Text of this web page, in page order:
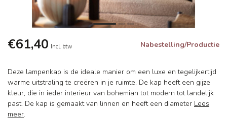
€61,40 Incl. btw Nabestelling/Productie
Deze lampenkap is de ideale manier om een luxe en tegelijkertijd
warme uitstraling te creëren in je ruimte. De kap heeft een gijze
kleur, die in ieder interieur van bohemian tot modern tot landelijk
past. De kap is gemaakt van linnen en heeft een diameter Lees
meer.